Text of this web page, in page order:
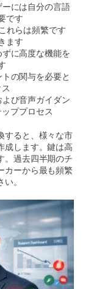
には自分の言語
です
れらは頻繁です
ます
に高度な機能を
の関与を必要と
び音声ガイダン
ププロセス
すると、様々な市
成します。鍵は高
。過去四半期のチ
カーから最も頻繁
。